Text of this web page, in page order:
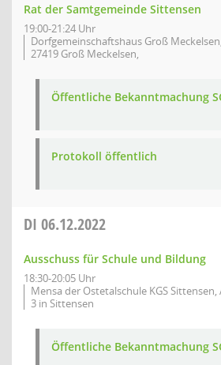
Rat der Samtgemeinde Sittensen
19:00-21:24 Uhr
Dorfgemeinschaftshaus Groß
27419 Groß Meckelsen,
Öffentliche Bekanntmachung
Protokoll öffentlich
DI 06.12.2022
Ausschuss für Schule und Bildung
18:30-20:05 Uhr
Mensa der Ostetalschule KGS
3 in Sittensen
Öffentliche Bekanntmachung